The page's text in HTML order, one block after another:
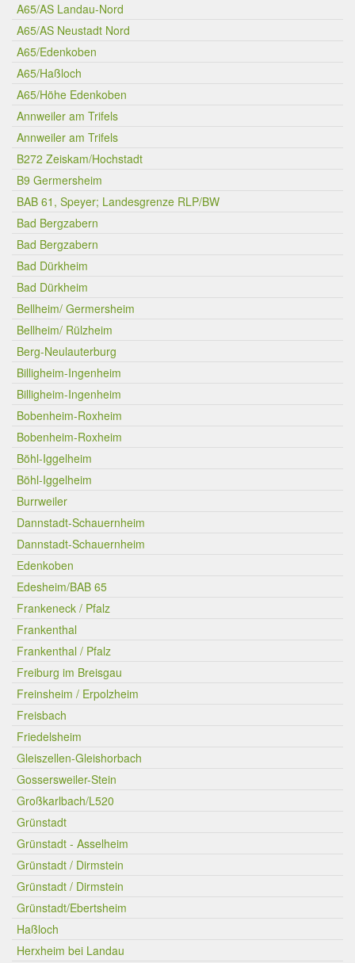
A65/AS Landau-Nord
A65/AS Neustadt Nord
A65/Edenkoben
A65/Haßloch
A65/Höhe Edenkoben
Annweiler am Trifels
Annweiler am Trifels
B272 Zeiskam/Hochstadt
B9 Germersheim
BAB 61, Speyer; Landesgrenze RLP/BW
Bad Bergzabern
Bad Bergzabern
Bad Dürkheim
Bad Dürkheim
Bellheim/ Germersheim
Bellheim/ Rülzheim
Berg-Neulauterburg
Billigheim-Ingenheim
Billigheim-Ingenheim
Bobenheim-Roxheim
Bobenheim-Roxheim
Böhl-Iggelheim
Böhl-Iggelheim
Burrweiler
Dannstadt-Schauernheim
Dannstadt-Schauernheim
Edenkoben
Edesheim/BAB 65
Frankeneck / Pfalz
Frankenthal
Frankenthal / Pfalz
Freiburg im Breisgau
Freinsheim / Erpolzheim
Freisbach
Friedelsheim
Gleiszellen-Gleishorbach
Gossersweiler-Stein
Großkarlbach/L520
Grünstadt
Grünstadt - Asselheim
Grünstadt / Dirmstein
Grünstadt / Dirmstein
Grünstadt/Ebertsheim
Haßloch
Herxheim bei Landau